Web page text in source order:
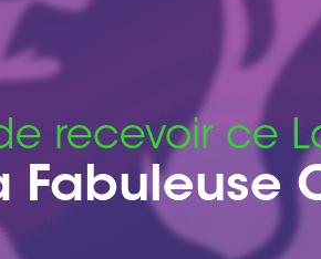
recevoir ce
Fabuleuse